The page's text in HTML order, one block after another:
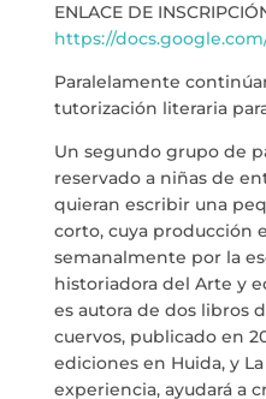
ENLACE DE
https://
Paralelamente
tutorización literaria
Un segundo grupo de
reservado a niñas de
quieran escribir una
corto, cuya producción
semanalmente por la
historiadora del Arte y
es autora de dos libros
cuervos, publicado en
ediciones en Huida, y
experiencia, ayudará a